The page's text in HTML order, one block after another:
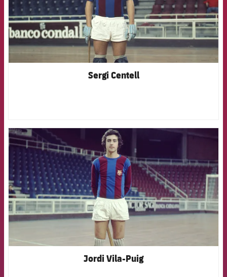
Sergi Centell
FCB Barcelona badge
Jordi Vila-Puig